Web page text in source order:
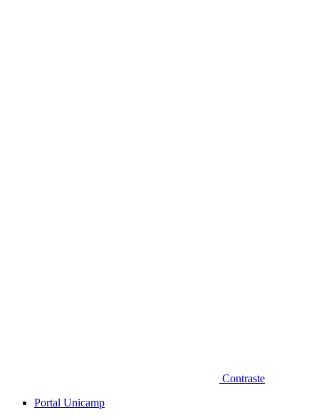
Contraste
Portal Unicamp